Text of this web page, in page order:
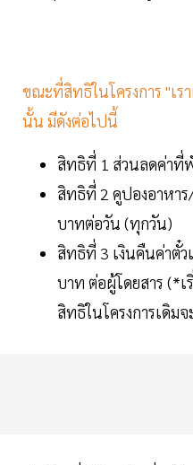
ขณะที่สิทธิในโครงการ "เร
นั้น มีดังต่อไปนี้
สิทธิที่ 1 ส่วนลดค่าที่
สิทธิที่ 2 คูปองอาหาร
บาทต่อวัน (ทุกวัน)
สิทธิที่ 3 เงินคืนค่าตั๋ว
บาท ต่อผู้โดยสาร (*
สิทธิในโครงการเดิม